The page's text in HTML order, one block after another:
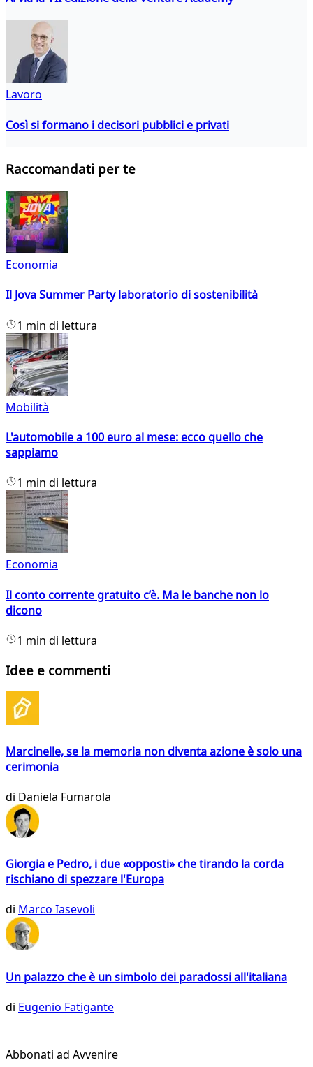
Lavoro
Così si formano i decisori pubblici e privati
Raccomandati per te
Economia
Il Jova Summer Party laboratorio di sostenibilità
1 min di lettura
Mobilità
L'automobile a 100 euro al mese: ecco quello che
sappiamo
1 min di lettura
Economia
Il conto corrente gratuito c’è. Ma le banche non lo
dicono
1 min di lettura
Idee e commenti
Marcinelle, se la memoria non diventa azione è solo una
cerimonia
di Daniela Fumarola
Giorgia e Pedro, i due «opposti» che tirando la corda
rischiano di spezzare l'Europa
di Marco Iasevoli
Un palazzo che è un simbolo dei paradossi all'italiana
di Eugenio Fatigante
Abbonati ad Avvenire